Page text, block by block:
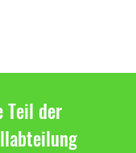
Teil der